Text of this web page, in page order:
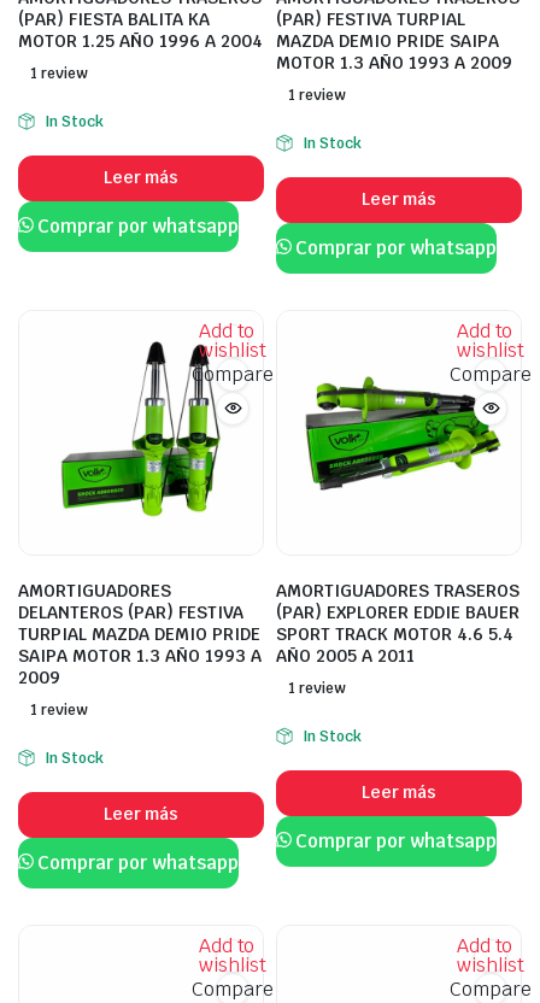
(PAR) FIESTA BALITA KA
MOTOR 1.25 AÑO 1996 A 2004
1 review
In Stock
Leer más
Comprar por whatsapp
(PAR) FESTIVA TURPIAL
MAZDA DEMIO PRIDE SAIPA
MOTOR 1.3 AÑO 1993 A 2009
1 review
In Stock
Leer más
Comprar por whatsapp
Add to
wishlist
Compare
AMORTIGUADORES
DELANTEROS (PAR) FESTIVA
TURPIAL MAZDA DEMIO PRIDE
SAIPA MOTOR 1.3 AÑO 1993 A
2009
1 review
In Stock
Leer más
Comprar por whatsapp
Add to
wishlist
Compare
AMORTIGUADORES TRASEROS
(PAR) EXPLORER EDDIE BAUER
SPORT TRACK MOTOR 4.6 5.4
AÑO 2005 A 2011
1 review
In Stock
Leer más
Comprar por whatsapp
Add to
wishlist
Compare
Add to
wishlist
Compare